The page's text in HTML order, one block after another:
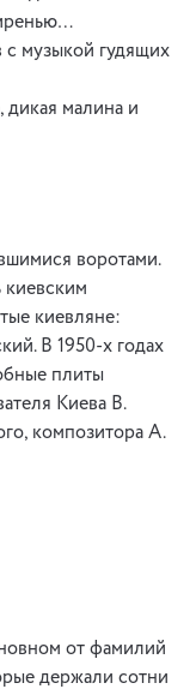
с музыкой гудящих
дикая малина и
воротами.
киевским
киевляне:
В 1950-х годах
плиты
Киева В.
композитора А.
от фамилий
держали сотни